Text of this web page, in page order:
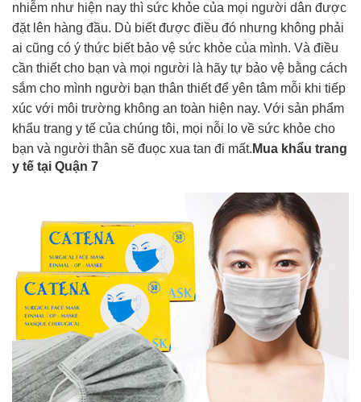
nhiễm như hiện nay thì sức khỏe của mọi người dân được
đặt lên hàng đầu. Dù biết được điều đó nhưng không phải
ai cũng có ý thức biết bảo vệ sức khỏe của mình. Và điều
cần thiết cho bạn và mọi người là hãy tự bảo vệ bằng cách
sắm cho mình người bạn thân thiết để yên tâm mỗi khi tiếp
xúc với môi trường không an toàn hiện nay. Với sản phẩm
khẩu trang y tế của chúng tôi, mọi nỗi lo về sức khỏe cho
bạn và người thân sẽ đuọc xua tan đi mất. Mua khẩu trang
y tế tại Quận 7